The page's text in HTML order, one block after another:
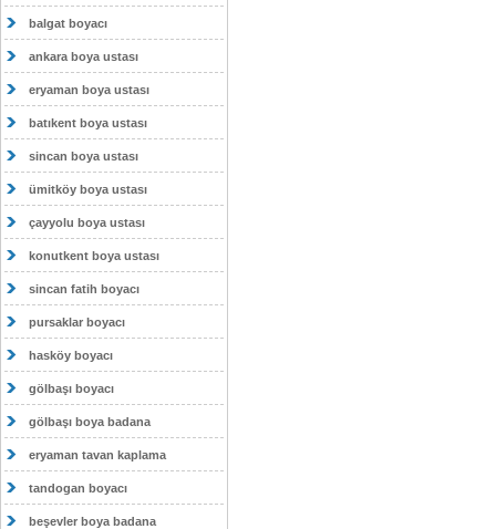
balgat boyacı
ankara boya ustası
eryaman boya ustası
batıkent boya ustası
sincan boya ustası
ümitköy boya ustası
çayyolu boya ustası
konutkent boya ustası
sincan fatih boyacı
pursaklar boyacı
hasköy boyacı
gölbaşı boyacı
gölbaşı boya badana
eryaman tavan kaplama
tandogan boyacı
beşevler boya badana